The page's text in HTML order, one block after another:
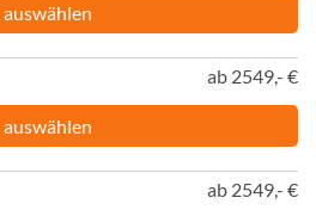
auswählen
ab 2549,- €
auswählen
ab 2549,- €